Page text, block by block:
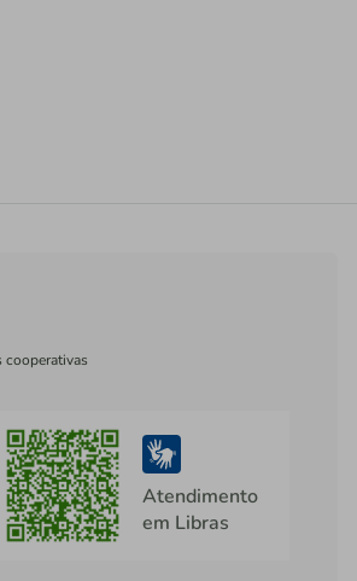
cooperativas
Atendimento
em Libras